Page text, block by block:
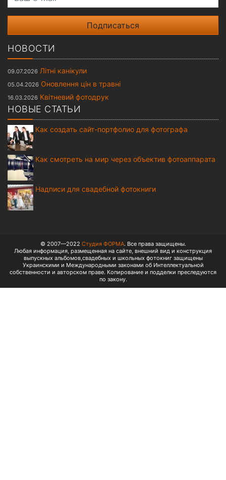
НОВОСТИ
09.07.2026 Літні канікули
05.04.2026 Оновлення цін в травні
16.03.2026 Квітневий фотодрук
НОВЫЕ СТАТЬИ
Как создать сайт-портфолио для фотографа
Как смотреть на мир через объектив фотоаппарата
Надписи для свадебной фотокниги
© 2007—2022 Студия ФОРМА. Все права защищены.
Любая информация, размещенная на сайте, внешний вид и конструкция
выпускных альбомов,свадебных и школьных фотокниг защищены
Украинскими и Международными законами об Интеллектуальной
собственности и авторском праве. Копирование и подделки преследуются
по закону.